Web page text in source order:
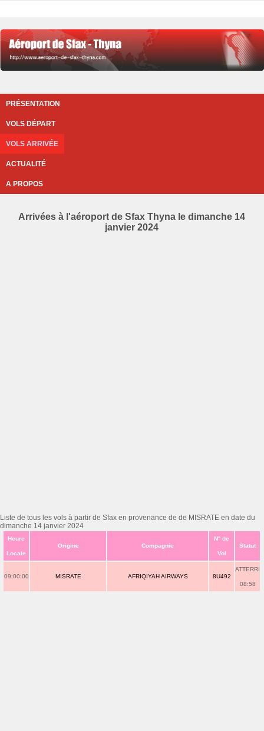
PRÉSENTATION
VOLS DÉPART
VOLS ARRIVÉE
ACTUALITÉ
A PROPOS
Arrivées à l'aéroport de Sfax Thyna le dimanche 14
janvier 2024
Liste de tous les vols à partir de Sfax en provenance de de MISRATE en date du
dimanche 14 janvier 2024
Heure
Locale
Origine Compagnie
N° de
Vol
Statut
09:00:00 MISRATE AFRIQIYAH AIRWAYS 8U492
ATTERRI
08:58